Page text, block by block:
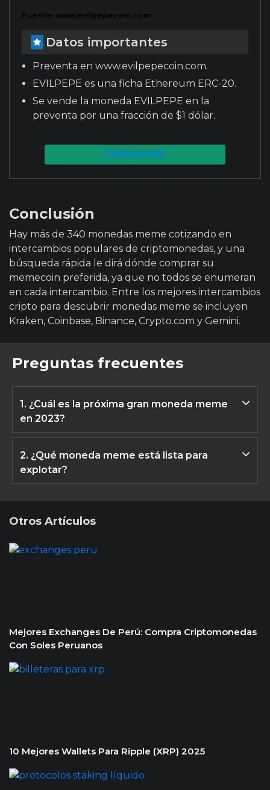
Fuente: www.evilpepecoin.com
Datos importantes
Preventa en www.evilpepecoin.com.
EVILPEPE es una ficha Ethereum ERC-20.
Se vende la moneda EVILPEPE en la
preventa por una fracción de $1 dólar.
CONOCE MÁS
Conclusión
Hay más de 340 monedas meme cotizando en
intercambios populares de criptomonedas, y una
búsqueda rápida le dirá dónde comprar su
memecoin preferida, ya que no todos se enumeran
en cada intercambio. Entre los mejores intercambios
cripto para descubrir monedas meme se incluyen
Kraken, Coinbase, Binance, Crypto.com y Gemini.
Preguntas frecuentes
1. ¿Cuál es la próxima gran moneda meme
en 2023?
La próxima gran moneda de meme en 2023 podría ser Shiba
Inu saltando hacia arriba en su nuevo lanzamiento de
mainnet, o sino podría ser una de las muchas monedas
meme completamente nuevas en el mercado de cripto.
¡Quizás sea la próxima moneda meme que Elon Musk
promueva!
2. ¿Qué moneda meme está lista para
explotar?
Es casi imposible elegir la próxima gran moneda meme que
explotará en 2023, cualquiera de los 340 y las nuevas
monedas meme en desarrollo podrían ganar tracción
investigar y ver nuevos desarrollos y los mercados. ¿Qué
Otros Artículos
Mejores Exchanges De Perú: Compra Criptomonedas
Con Soles Peruanos
10 Mejores Wallets Para Ripple (XRP) 2025